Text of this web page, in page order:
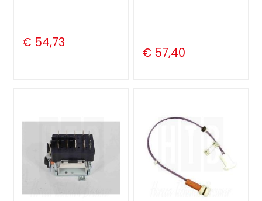
€ 54,73
€ 57,40